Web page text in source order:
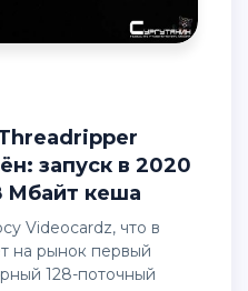
запуск в 2020
Мбайт кеша
на рынок первый
128-поточный